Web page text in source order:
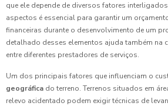
que ele depende de diversos fatores
aspectos é essencial para garantir um
financeiras durante o desenvolvimento de um
detalhado desses elementos ajuda também na
entre diferentes prestadores de serviços.
Um dos principais fatores que influenciam o
geográfica do terreno. Terrenos situados em
relevo acidentado podem exigir técnicas de